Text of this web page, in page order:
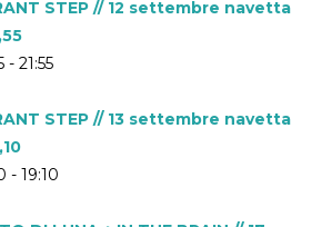
STEP // 12 settembre navetta
21:55
STEP // 13 settembre navetta
- 19:10